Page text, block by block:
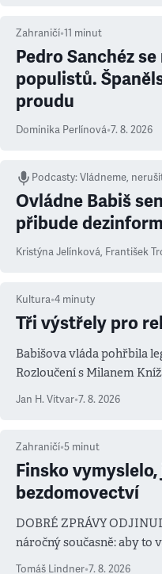
Zahraničí•11 minut
Pedro Sanchéz
populistů.
proudu
Dominika Perlínová•7. 8. 2026
Podcasty:Vládneme,
Ovládne Babiš
přibude
Kristýna Jelínková, František
Kultura•4 minuty
Tři výstřely pro
Babišova vláda pohřbila
Rozloučení s Milanem
Jan H. Vitvar•7. 8. 2026
Zahraničí•5 minut
Finsko
bezdomovectví
DOBRÉ ZPRÁVY
náročný současně: aby to
Tomáš Lindner•7. 8. 2026